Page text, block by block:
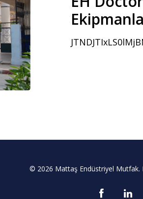
© 2026 Mattaş Endüstriyel Mutfak.